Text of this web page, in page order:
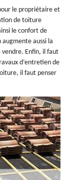
le propriétaire et
de toiture
le confort de
aussi la
vendre. Enfin, il faut
d’entretien de
il faut penser